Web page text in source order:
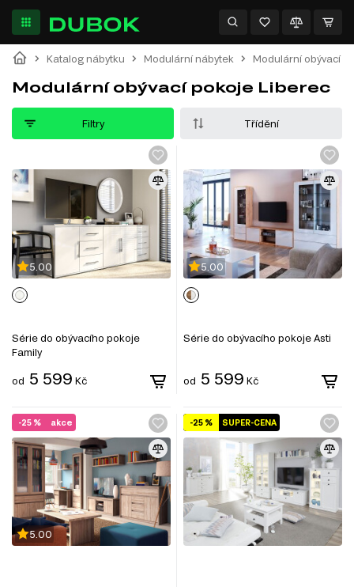
Katalog nábytku Modulární nábytek Modulární obývací
Modulární obývací pokoje Liberec
Filtry Třídění
5.00
Série do obývacího pokoje
Family
od 5 599 Kč
5.00
Série do obývacího pokoje Asti
od 5 599 Kč
akce
-25 %
5.00
SUPER-CENA
-25 %